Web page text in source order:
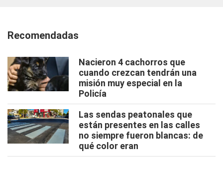
Recomendadas
Nacieron 4 cachorros que
cuando crezcan tendrán una
misión muy especial en la
Policía
Las sendas peatonales que
están presentes en las calles
no siempre fueron blancas: de
qué color eran